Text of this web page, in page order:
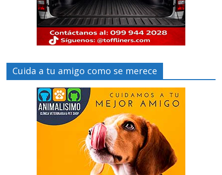
Cuida a tu amigo como se merece